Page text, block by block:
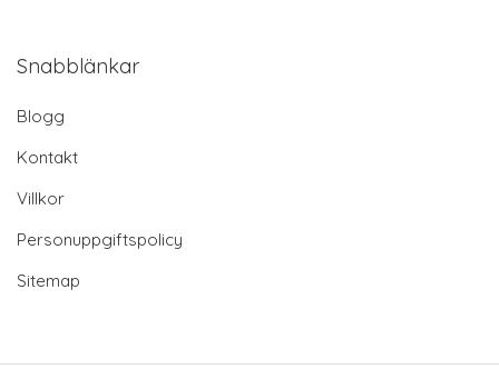
Snabblänkar
Blogg
Kontakt
Villkor
Personuppgiftspolicy
Sitemap